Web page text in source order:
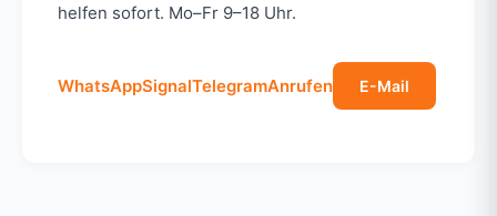
helfen sofort. Mo–Fr 9–18 Uhr.
WhatsAppSignalTelegramAnrufen E-Mail